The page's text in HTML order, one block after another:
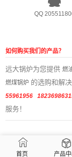
QQ
如何购买我们的产品？
远大锅炉为您提供燃
燃煤锅炉 的选购和解
55961956
服务！
首页 产品